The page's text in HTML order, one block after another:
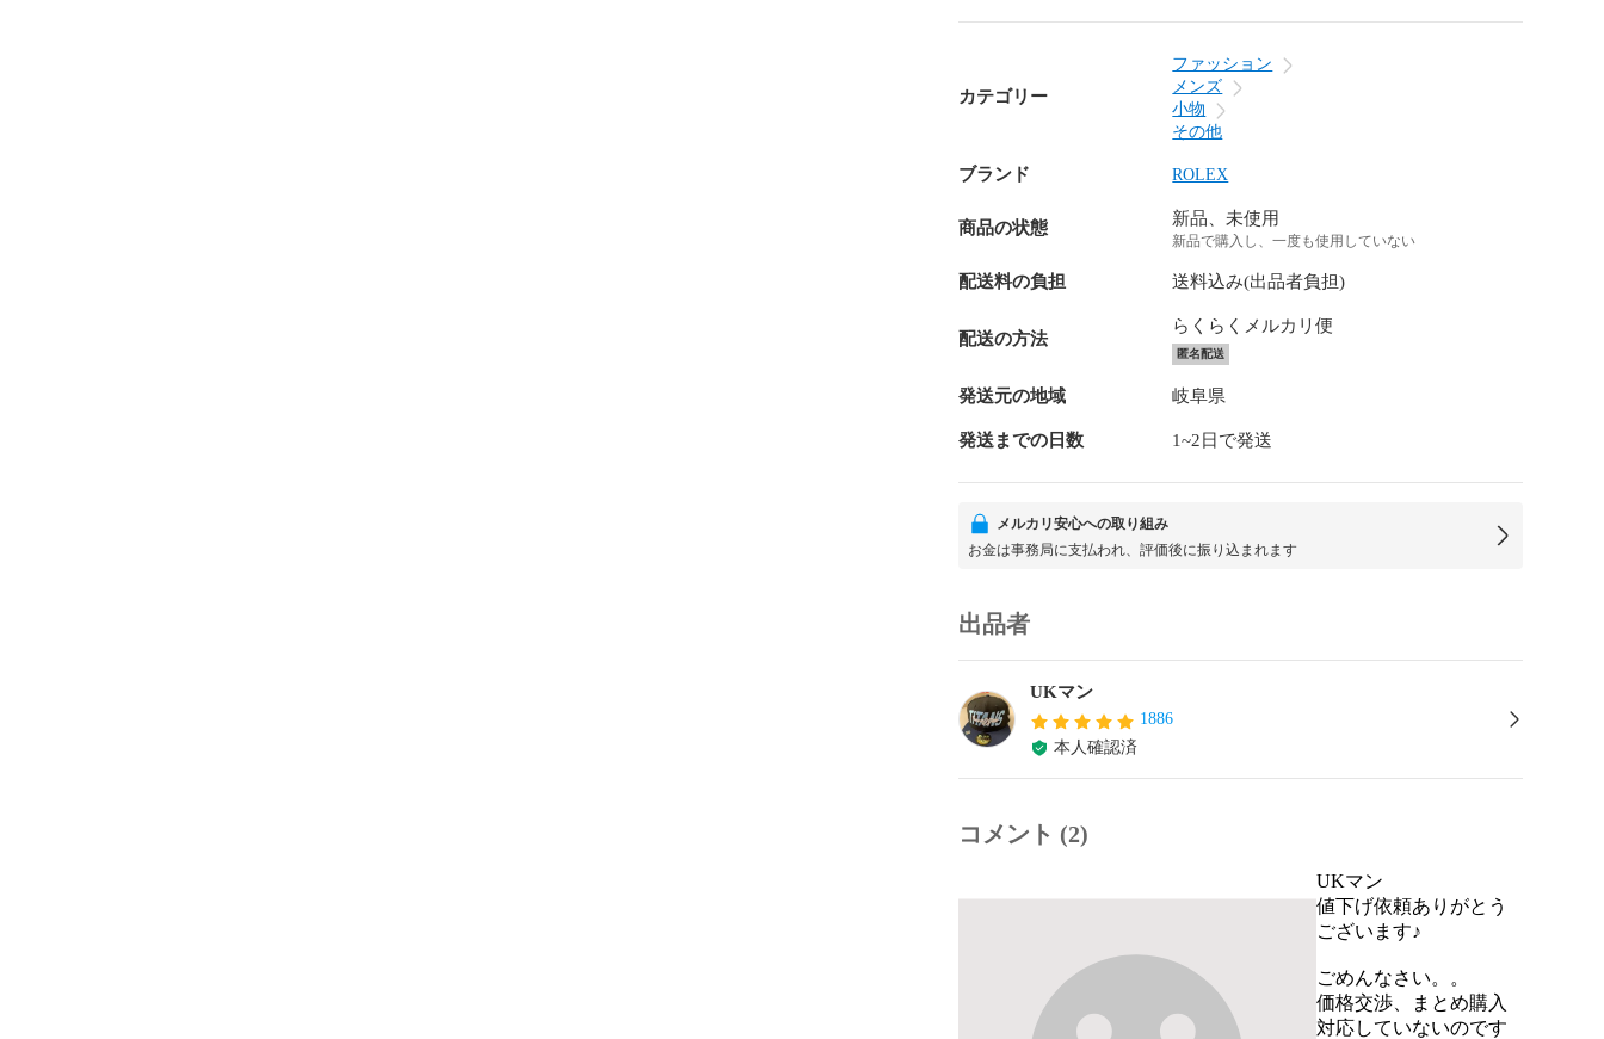
カテゴリー
ファッション
メンズ
小物
その他
ブランド ROLEX
商品の状態 新品、未使用
新品で購入し、一度も使用していない
配送料の負担 送料込み(出品者負担)
配送の方法
らくらくメルカリ便
匿名配送
発送元の地域 岐阜県
発送までの日数 1~2日で発送
メルカリ安心への取り組み
お金は事務局に支払われ、評価後に振り込まれます
出品者
UKマン
1886
本人確認済
コメント (2)
UKマン
値下げ依頼ありがとう
ございます♪
ごめんなさい。。
価格交渉、まとめ購入
対応していないのです